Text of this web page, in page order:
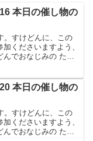
本日の催し物の
。すけどんに、この
くださいますよう、
でおなじみの たま
本日の催し物の
。すけどんに、この
くださいますよう、
んでおなじみの たま